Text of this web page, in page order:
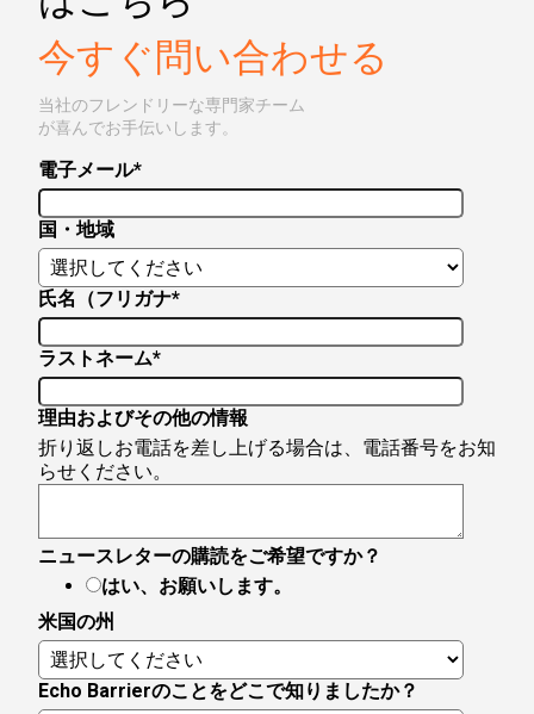
今すぐ問い合わせる
当社のフレンドリーな専門家チーム
が喜んでお手伝いします。
電子メール*
国・地域
氏名（フリガナ*
ラストネーム*
理由およびその他の情報
折り返しお電話を差し上げる場合は、電話番号をお知
らせください。
ニュースレターの購読をご希望ですか？
はい、お願いします。
米国の州
Echo Barrierのことをどこで知りましたか？